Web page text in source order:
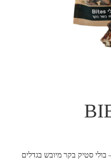
בולי סטיק בקר מיובש בגדלים